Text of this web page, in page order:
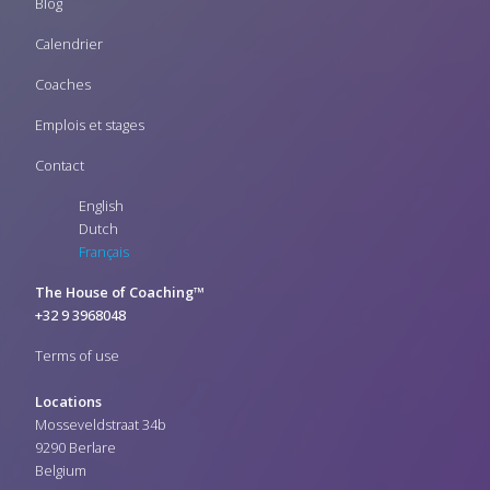
Calendrier
Coaches
Emplois et stages
Contact
English
Dutch
Français
The House of Coaching™
+32 9 3968048
Terms of use
Locations
Mosseveldstraat 34b
9290 Berlare
Belgium